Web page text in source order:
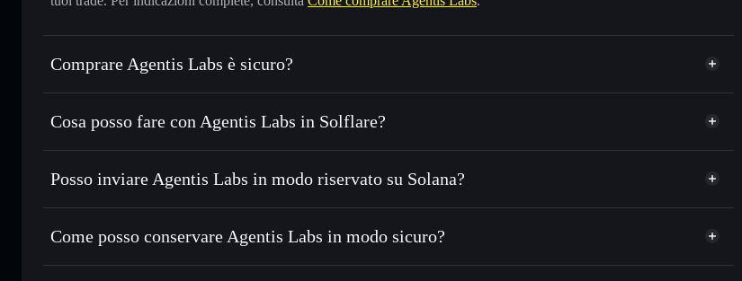
Comprare Agentis Labs è sicuro?
Agentis Labs non è verificato
Cosa posso fare con Agentis Labs in Solflare?
Agentis Labs
wallet Solflare
Scambiare istantaneamente— scambia AGENTIS in SOL, USDC o in migliaia di altri token Solana al prezzo
Usare il DCA— applica la strategia dollar-cost average su AGENTIS nel tempo
Inviare in modo riservato— trasferisci AGENTIS senza collegare pubblicamente i wallet usando l’Aggregatore di
Posso inviare Agentis Labs in modo riservato su Solana?
Aggregatore di privacy
Come posso conservare Agentis Labs in modo sicuro?
Agentis Labs wallet non-custodial Solflare